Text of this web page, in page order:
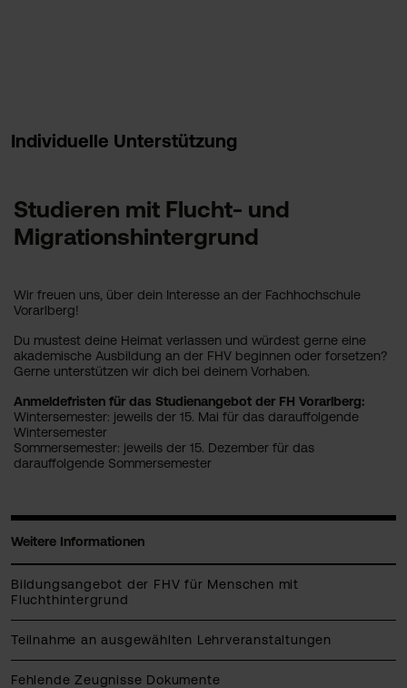
Individuelle Unterstützung
Studieren mit Flucht- und
Migrationshintergrund
Wir freuen uns, über dein Interesse an der Fachhochschule
Vorarlberg!
Du mustest deine Heimat verlassen und würdest gerne eine
akademische Ausbildung an der FHV beginnen oder forsetzen?
Gerne unterstützen wir dich bei deinem Vorhaben.
Anmeldefristen für das Studienangebot der FH Vorarlberg:
Wintersemester: jeweils der 15. Mai für das darauffolgende
Wintersemester
Sommersemester: jeweils der 15. Dezember für das
darauffolgende Sommersemester
Weitere Informationen
Bildungsangebot der FHV für Menschen mit
Fluchthintergrund
Teilnahme an ausgewählten Lehrveranstaltungen
Fehlende Zeugnisse Dokumente